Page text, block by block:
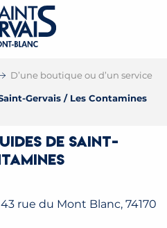
D’une boutique ou d’un service
Gervais / Les Contamines
de Saint-
rue du Mont Blanc, 74170